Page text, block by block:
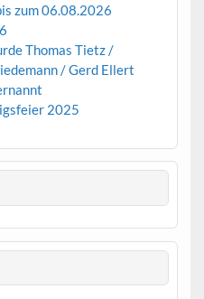
zum 06.08.2026
Thomas Tietz /
/ Gerd Ellert
2025